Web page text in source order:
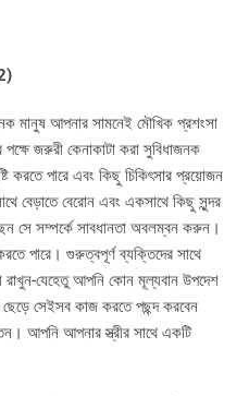
মানুষ আপনার সামনেই মৌখিক প্রশংসা
জরুরী কেনাকাটা করা সুবিধাজনক
করতে পারে এবং কিছু চিকিৎসার প্রয়োজন
বেড়াতে বেরোন এবং একসাথে কিছু সুন্দর
সে সম্পর্কে সাবধানতা অবলম্বন করুন।
পারে। গুরুত্বপূর্ণ ব্যক্তিদের সাথে
যেহেতু আপনি কোন মূল্যবান উপদেশ
সেইসব কাজ করতে পছন্দ করবেন
আপনি আপনার স্ত্রীর সাথে একটি